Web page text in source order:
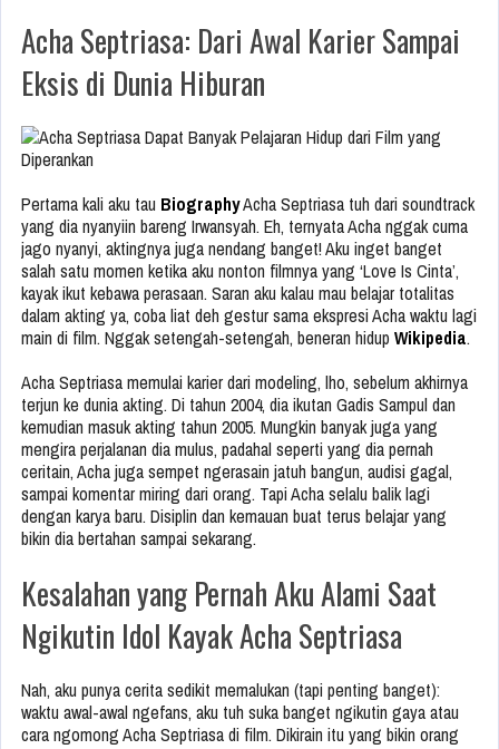
Acha Septriasa: Dari Awal Karier Sampai
Eksis di Dunia Hiburan
Pertama kali aku tau BiographyAcha Septriasa tuh dari soundtrack
yang dia nyanyiin bareng Irwansyah. Eh, ternyata Acha nggak cuma
jago nyanyi, aktingnya juga nendang banget! Aku inget banget
salah satu momen ketika aku nonton filmnya yang ‘Love Is Cinta’,
kayak ikut kebawa perasaan. Saran aku kalau mau belajar totalitas
dalam akting ya, coba liat deh gestur sama ekspresi Acha waktu lagi
main di film. Nggak setengah-setengah, beneran hidup Wikipedia.
Acha Septriasa memulai karier dari modeling, lho, sebelum akhirnya
terjun ke dunia akting. Di tahun 2004, dia ikutan Gadis Sampul dan
kemudian masuk akting tahun 2005. Mungkin banyak juga yang
mengira perjalanan dia mulus, padahal seperti yang dia pernah
ceritain, Acha juga sempet ngerasain jatuh bangun, audisi gagal,
sampai komentar miring dari orang. Tapi Acha selalu balik lagi
dengan karya baru. Disiplin dan kemauan buat terus belajar yang
bikin dia bertahan sampai sekarang.
Kesalahan yang Pernah Aku Alami Saat
Ngikutin Idol Kayak Acha Septriasa
Nah, aku punya cerita sedikit memalukan (tapi penting banget):
waktu awal-awal ngefans, aku tuh suka banget ngikutin gaya atau
cara ngomong Acha Septriasa di film. Dikirain itu yang bikin orang